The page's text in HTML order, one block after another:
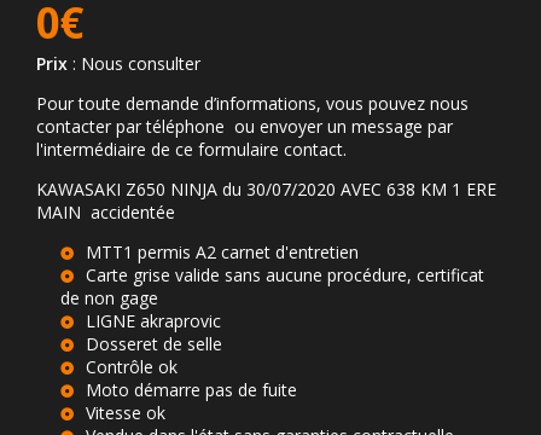
0€
Prix : Nous consulter
Pour toute demande d’informations, vous pouvez nous
contacter par téléphone ou envoyer un message par
l'intermédiaire de ce formulaire contact.
KAWASAKI Z650 NINJA du 30/07/2020 AVEC 638 KM 1 ERE
MAIN accidentée
MTT1 permis A2 carnet d'entretien
Carte grise valide sans aucune procédure, certificat
de non gage
LIGNE akraprovic
Dosseret de selle
Contrôle ok
Moto démarre pas de fuite
Vitesse ok